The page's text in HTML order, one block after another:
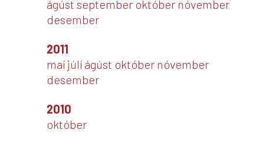
ágúst september október nóvember
desember
2011
maí júlí ágúst október nóvember
desember
2010
október